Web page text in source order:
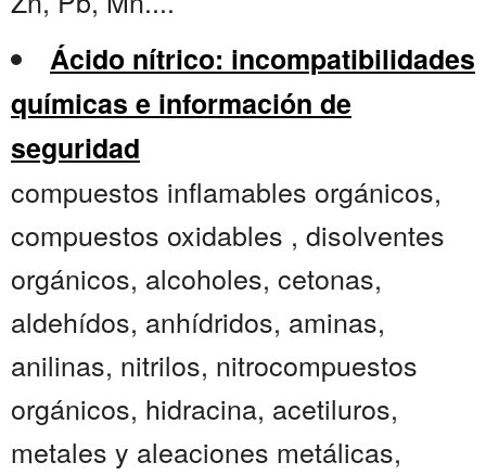
Ácido nítrico: incompatibilidades
químicas e información de
seguridad
compuestos inflamables orgánicos,
compuestos oxidables , disolventes
orgánicos, alcoholes, cetonas,
aldehídos, anhídridos, aminas,
anilinas, nitrilos, nitrocompuestos
orgánicos, hidracina, acetiluros,
metales y aleaciones metálicas,